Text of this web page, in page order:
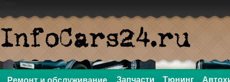
Ремонт и обслуживание Запчасти Тюнинг